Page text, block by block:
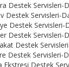
Destek Servisleri-
Destek Servisleri-
Destek Servisleri-
Destek Servisleri-
Destek
Destek Servisleri-
Destek